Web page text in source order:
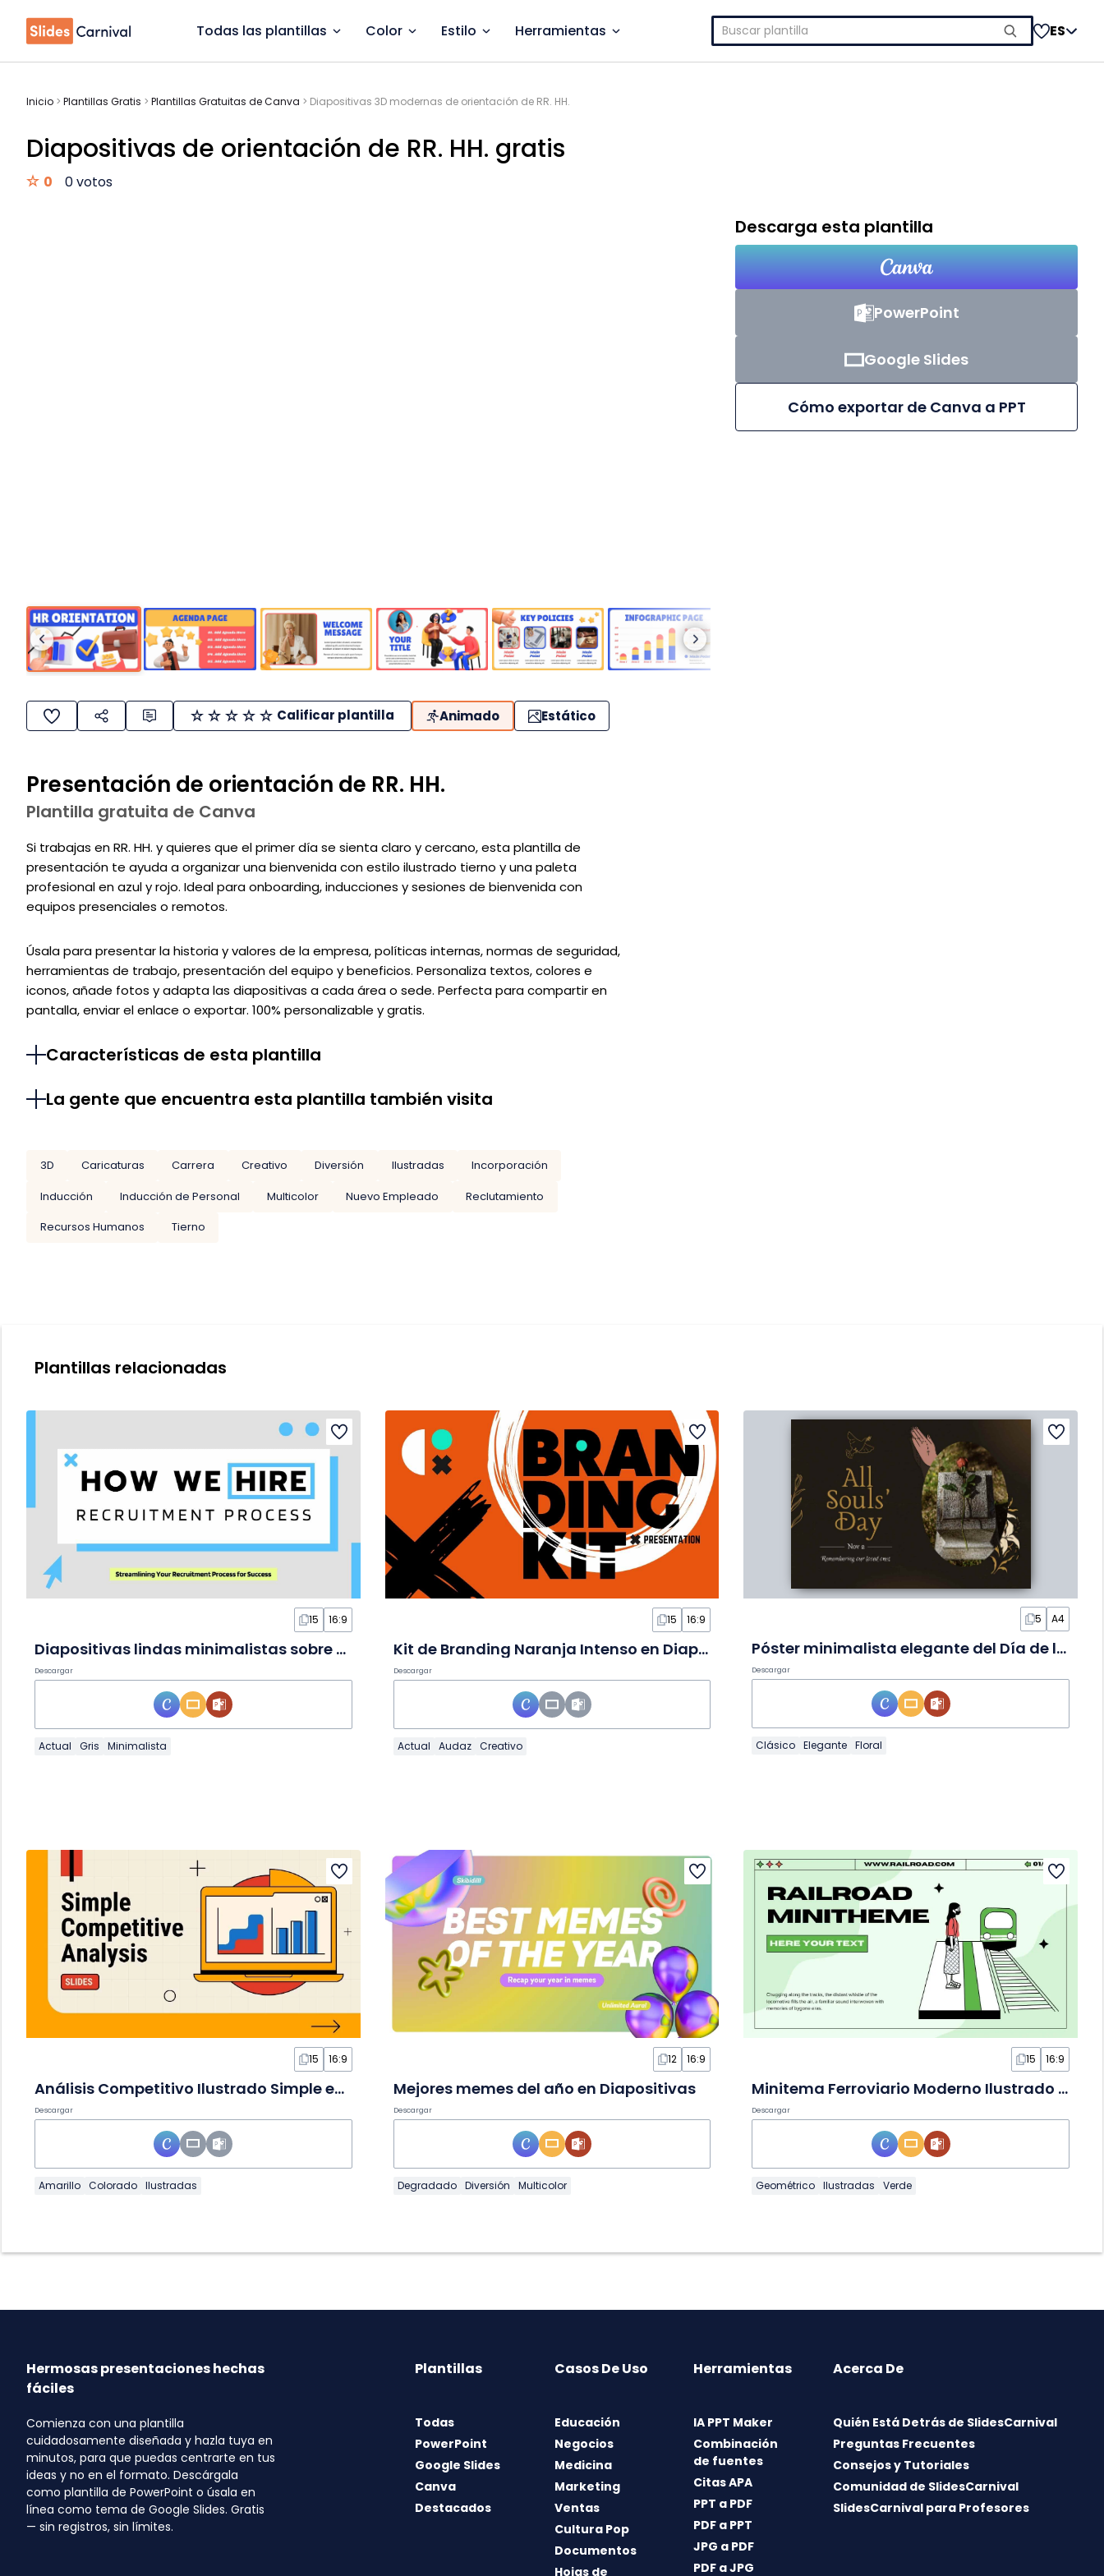
Todas las plantillas Color Estilo Herramientas Buscar: ES
Inicio > Plantillas Gratis > Plantillas Gratuitas de Canva > Diapositivas 3D modernas de orientación de RR. HH.
Diapositivas de orientación de RR. HH. gratis
0 0 votos
Calificar plantilla Animado Estático
Presentación de orientación de RR. HH.
Plantilla gratuita de Canva
Si trabajas en RR. HH. y quieres que el primer día se sienta claro y cercano, esta plantilla de
presentación te ayuda a organizar una bienvenida con estilo ilustrado tierno y una paleta
profesional en azul y rojo. Ideal para onboarding, inducciones y sesiones de bienvenida con
equipos presenciales o remotos.
Úsala para presentar la historia y valores de la empresa, políticas internas, normas de seguridad,
herramientas de trabajo, presentación del equipo y beneficios. Personaliza textos, colores e
iconos, añade fotos y adapta las diapositivas a cada área o sede. Perfecta para compartir en
pantalla, enviar el enlace o exportar. 100% personalizable y gratis.
Características de esta plantilla
La gente que encuentra esta plantilla también visita
3D Caricaturas Carrera Creativo Diversión Ilustradas
Incorporación
Inducción
Inducción de Personal Multicolor Nuevo Empleado
Reclutamiento
Recursos Humanos
Tierno
Descarga esta plantilla
PowerPoint
Google Slides
Cómo exportar de Canva a PPT
Plantillas relacionadas
15 16:9
Diapositivas lindas minimalistas sobre cómo contratamos
Descargar
Actual Gris Minimalista
15 16:9
Kit de Branding Naranja Intenso en Diapositivas
Descargar
Actual Audaz Creativo
5 A4
Póster minimalista elegante del Día de los Fieles Difuntos en Póster
Descargar
Clásico Elegante Floral
15 16:9
Análisis Competitivo Ilustrado Simple en Diapositivas
Descargar
Amarillo Colorado Ilustradas
12 16:9
Mejores memes del año en Diapositivas
Descargar
Degradado Diversión Multicolor
15 16:9
Minitema Ferroviario Moderno Ilustrado en Diapositivas
Descargar
Geométrico Ilustradas Verde
Hermosas presentaciones hechas
fáciles
Comienza con una plantilla
cuidadosamente diseñada y hazla tuya en
minutos, para que puedas centrarte en tus
ideas y no en el formato. Descárgala
como plantilla de PowerPoint o úsala en
línea como tema de Google Slides. Gratis
— sin registros, sin límites.
Plantillas
Todas
PowerPoint
Google Slides
Canva
Destacados
Casos De Uso
Educación
Negocios
Medicina
Marketing
Ventas
Cultura Pop
Documentos
Hojas de
Herramientas
IA PPT Maker
Combinación
de fuentes
Citas APA
PPT a PDF
PDF a PPT
JPG a PDF
PDF a JPG
Acerca De
Quién Está Detrás de SlidesCarnival
Preguntas Frecuentes
Consejos y Tutoriales
Comunidad de SlidesCarnival
SlidesCarnival para Profesores